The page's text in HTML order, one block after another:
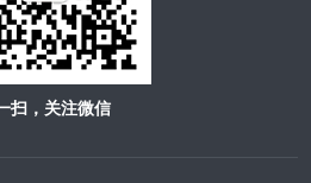
扫，关注微信